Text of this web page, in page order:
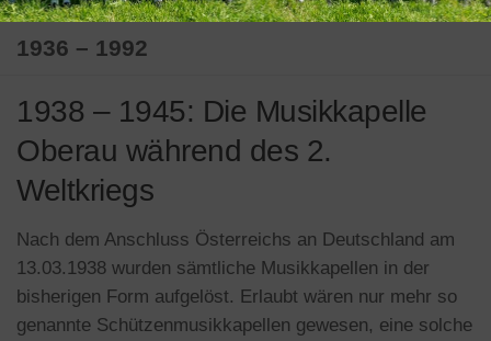
1936 – 1992
1938 – 1945: Die Musikkapelle
Oberau während des 2.
Weltkriegs
Nach dem Anschluss Österreichs an Deutschland am
13.03.1938 wurden sämtliche Musikkapellen in der
bisherigen Form aufgelöst. Erlaubt wären nur mehr so
genannte Schützenmusikkapellen gewesen, eine solche